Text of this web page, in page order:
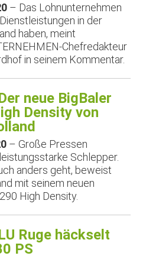
– Das Lohnunternehmen
in der
haben, meint
Chefredakteur
in seinem Kommentar.
neue BigBaler
Density von
– Große Pressen
Schlepper.
anders geht, beweist
mit seinem neuen
High Density.
Ruge häckselt
PS